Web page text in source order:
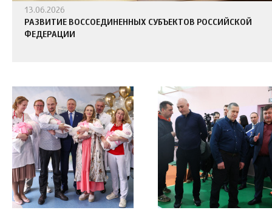
13.06.2026
РАЗВИТИЕ ВОССОЕДИНЕННЫХ СУБЪЕКТОВ РОССИЙСКОЙ
ФЕДЕРАЦИИ